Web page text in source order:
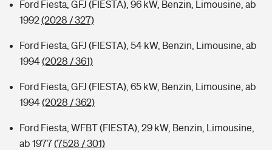
Ford Fiesta, GFJ (FIESTA), 96 kW, Benzin, Limousine, ab
1992(2028 / 327)
Ford Fiesta, GFJ (FIESTA), 54 kW, Benzin, Limousine, ab
1994(2028 / 361)
Ford Fiesta, GFJ (FIESTA), 65 kW, Benzin, Limousine, ab
1994(2028 / 362)
Ford Fiesta, WFBT (FIESTA), 29 kW, Benzin, Limousine,
ab 1977(7528 / 301)